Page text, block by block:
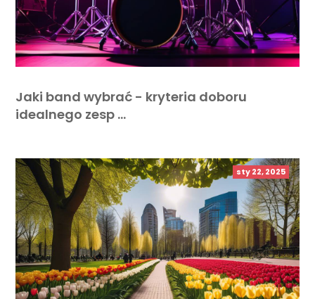
Jaki band wybrać - kryteria doboru
idealnego zesp …
sty 22, 2025